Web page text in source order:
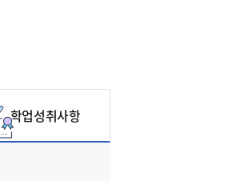
학업성취사항